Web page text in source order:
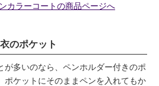
カラーコートの商品ページへ
のポケット
が多いのなら、ペンホルダー付きのポ
ポケットにそのままペンを入れてもか